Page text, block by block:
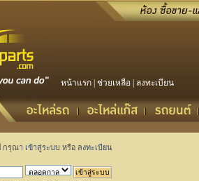
หน้าแรก ช่วยเหลือ ลงทะเบียน
กรุณา เข้าสู่ระบบ หรือ ลงทะเบียน